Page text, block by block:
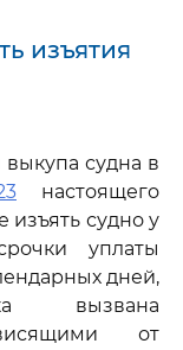
изъятия
судна в
настоящего
изъять судно у
уплаты
дней,
вызвана
от